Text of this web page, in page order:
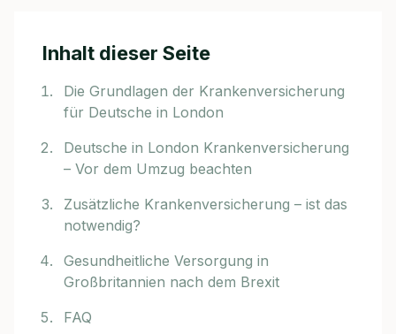
Inhalt dieser Seite
Die Grundlagen der Krankenversicherung
für Deutsche in London
Deutsche in London Krankenversicherung
– Vor dem Umzug beachten
Zusätzliche Krankenversicherung – ist das
notwendig?
Gesundheitliche Versorgung in
Großbritannien nach dem Brexit
FAQ